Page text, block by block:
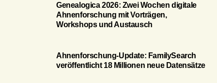
Genealogica 2026: Zwei Wochen digitale
Ahnenforschung mit Vorträgen,
Workshops und Austausch
Ahnenforschung-Update: FamilySearch
veröffentlicht 18 Millionen neue Datensätze